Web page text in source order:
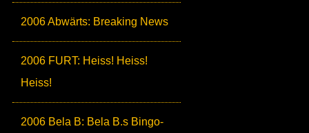
2006 Abwärts: Breaking News
2006 FURT: Heiss! Heiss!
Heiss!
2006 Bela B: Bela B.s Bingo-